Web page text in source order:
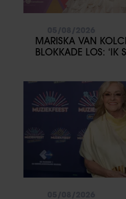
MARISKA VAN
BLOKKADE LOS: ‘IK